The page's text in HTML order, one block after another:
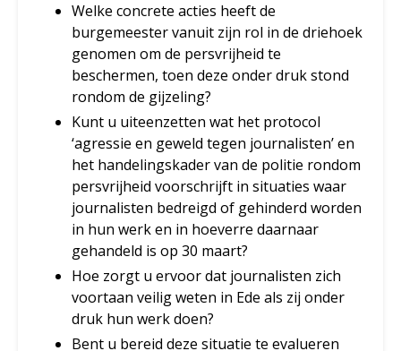
Welke concrete acties heeft de
burgemeester vanuit zijn rol in de driehoek
genomen om de persvrijheid te
beschermen, toen deze onder druk stond
rondom de gijzeling?
Kunt u uiteenzetten wat het protocol
‘agressie en geweld tegen journalisten’ en
het handelingskader van de politie rondom
persvrijheid voorschrijft in situaties waar
journalisten bedreigd of gehinderd worden
in hun werk en in hoeverre daarnaar
gehandeld is op 30 maart?
Hoe zorgt u ervoor dat journalisten zich
voortaan veilig weten in Ede als zij onder
druk hun werk doen?
Bent u bereid deze situatie te evalueren